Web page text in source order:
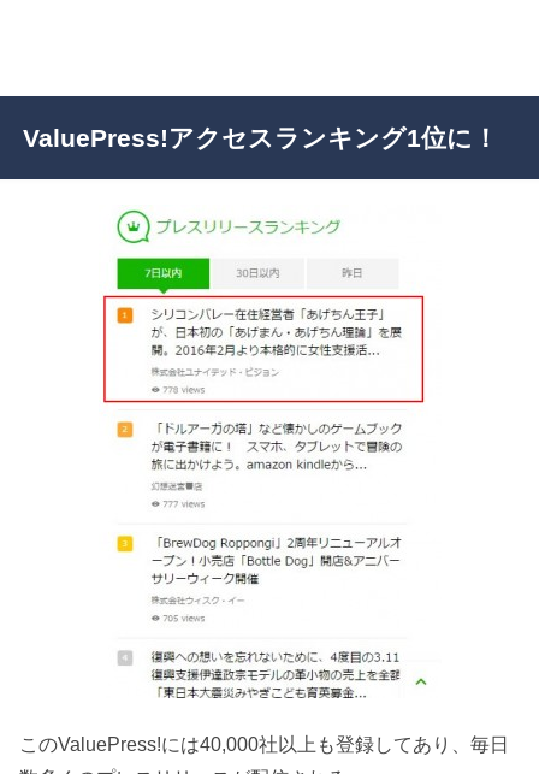
ValuePress!アクセスランキング1位に！
このValuePress!には40,000社以上も登録してあり、毎日